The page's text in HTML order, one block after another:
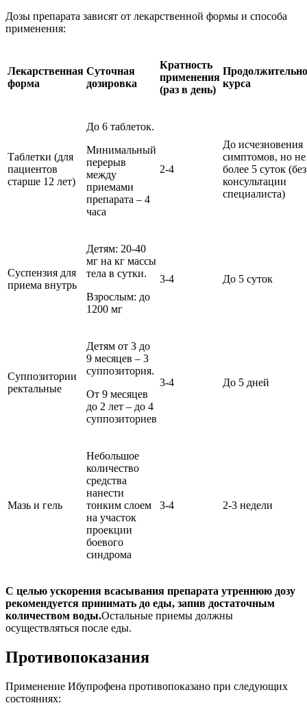
Дозы препарата зависят от лекарственной формы и способа
применения:
Лекарственная
форма
Суточная
дозировка
Кратность
применения
(раз в день)
курса
Таблетки (для
пациентов
старше 12 лет)
До 6 таблеток.
Минимальный
перерыв
между
приемами
препарата – 4
часа
2-4
До исчезновения
симптомов, но не
более 5 суток (без
консультации
специалиста)
Суспензия для
приема внутрь
Детям: 20-40
мг на кг массы
тела в сутки.
Взрослым: до
1200 мг
3-4 До 5 суток
Суппозитории
ректальные
Детям от 3 до
9 месяцев – 3
суппозитория.
От 9 месяцев
до 2 лет – до 4
суппозиториев
3-4 До 5 дней
Мазь и гель
Небольшое
количество
средства
нанести
тонким слоем
на участок
проекции
боевого
синдрома
3-4 2-3 недели
С целью ускорения всасывания препарата утреннюю дозу
рекомендуется принимать до еды, запив достаточным
количеством воды.Остальные приемы должны
осуществляться после еды.
Противопоказания
Применение Ибупрофена противопоказано при следующих
состояниях: